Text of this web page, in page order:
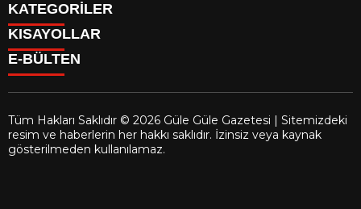
KATEGORİLER
Reklam
Firma Rehberi
İletişim
Künye
Gizlilik Politikası
KISAYOLLAR
Facebook
Instagram
E-BÜLTEN
gulegule.com.tr e-bültenine abone olarak, tarafınıza haber,
duyuru ve kampanya içerikli e-postaların gönderilmesini kabul
Tüm Hakları Saklıdır © 2026 Güle Güle Gazetesi | Sitemizdeki
resim ve haberlerin her hakkı saklıdır. İzinsiz veya kaynak
gösterilmeden kullanılamaz.